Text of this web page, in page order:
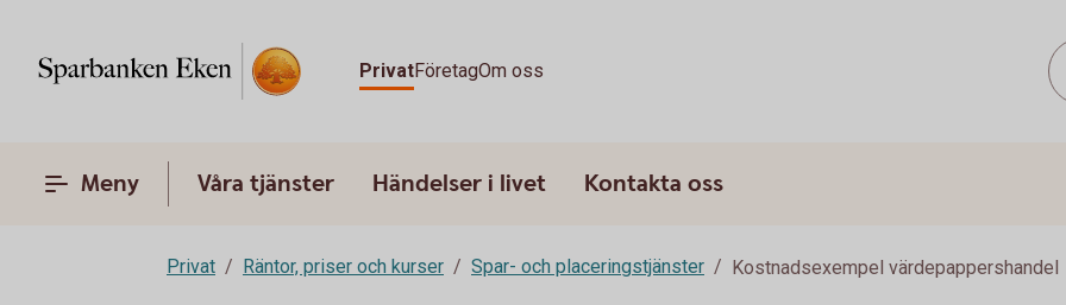
PrivatFöretagOm oss
Meny Våra tjänster Händelser i livet Kontakta oss
Privat Räntor, priser och kurser Spar- och placeringstjänster Kostnadsexempel värdepappershandel